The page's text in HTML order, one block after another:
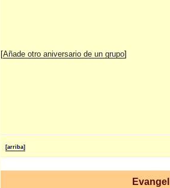
[Añade otro aniversario de un grupo]
[arriba]